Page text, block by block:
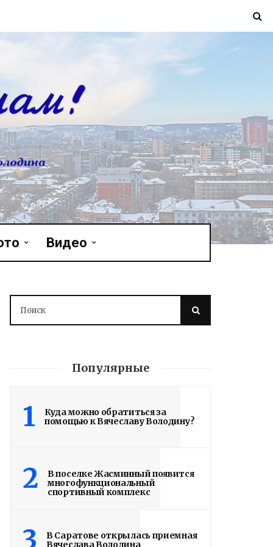
Видео
Популярные
1
Куда можно обратиться за
помощью к Вячеславу Володину?
2
В поселке Жасминный появится
многофункциональный
спортивный комплекс
3
В Саратове открылась приемная
Вячеслава Володина
РАБОТЫ БУДУТ
ЗАВЕРШЕНЫ
Вячеслав Володин посетил высшее